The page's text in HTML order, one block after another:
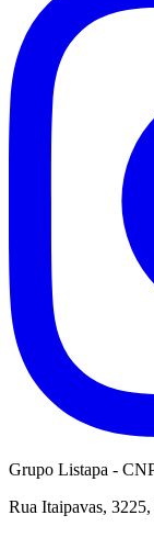
Grupo Listapa -
Rua Itaipavas,